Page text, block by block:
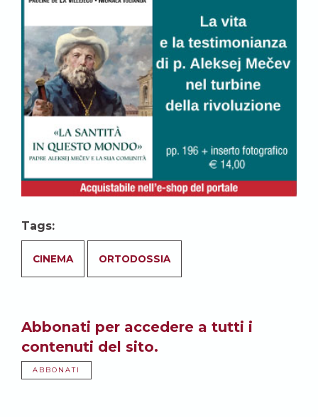
Tags:
CINEMA ORTODOSSIA
Abbonati per accedere a tutti i
contenuti del sito.
ABBONATI